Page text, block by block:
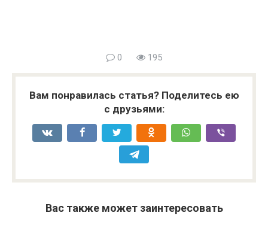
0 195
Вам понравилась статья? Поделитесь ею
с друзьями:
Вас также может заинтересовать